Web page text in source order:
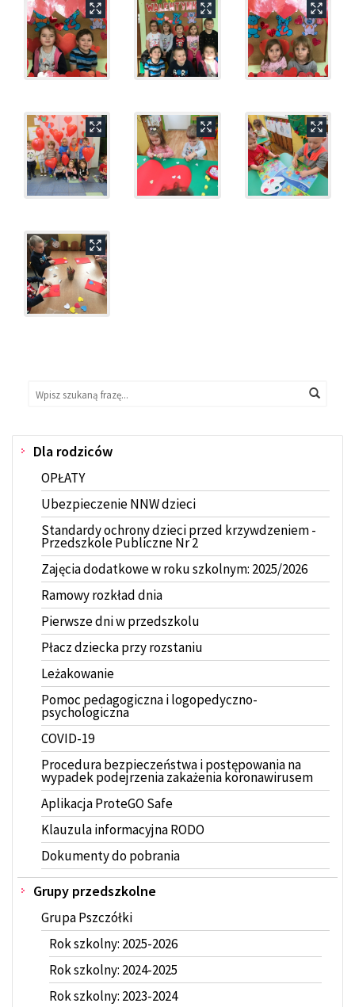
Wyszukiwarka
Wyszukaj
na
Menu
Dla rodziców
OPŁATY
Ubezpieczenie NNW dzieci
Standardy ochrony dzieci przed krzywdzeniem -
Przedszkole Publiczne Nr 2
Zajęcia dodatkowe w roku szkolnym: 2025/2026
Ramowy rozkład dnia
Pierwsze dni w przedszkolu
Płacz dziecka przy rozstaniu
Leżakowanie
Pomoc pedagogiczna i logopedyczno-
psychologiczna
COVID-19
Procedura bezpieczeństwa i postępowania na
wypadek podejrzenia zakażenia koronawirusem
Aplikacja ProteGO Safe
Klauzula informacyjna RODO
Dokumenty do pobrania
Grupy przedszkolne
Grupa Pszczółki
Rok szkolny: 2025-2026
Rok szkolny: 2024-2025
Rok szkolny: 2023-2024